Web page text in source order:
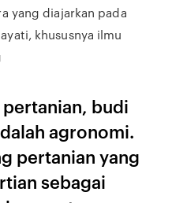
yang diajarkan pada
khususnya ilmu
budi
agronomi.
pertanian yang
sebagai